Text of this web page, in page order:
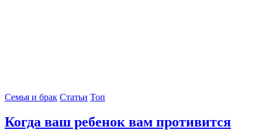
Семья и брак Статьи Топ
Когда ваш ребенок вам противится